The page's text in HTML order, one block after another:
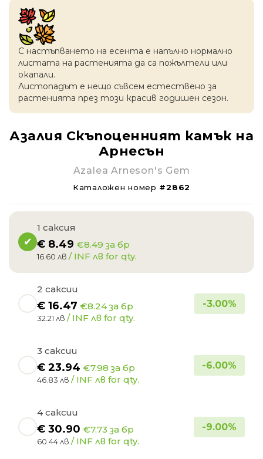
С настъпването на есентa е напълно нормално
листата на растенията да са пожълтели или
окапaли.
Листопадът е нещо съвсем естествено за
растенията през този красив годишен сезон.
Азалия Скъпоценният камък на
Арнесън
Azalea Arneson's Gem
Каталожен номер #2862
1 саксия
€ 8.49 €8.49 за бр
16.60 лв / INF лв for qty.
2 саксии
€ 16.47 €8.24 за бр
32.21 лв / INF лв for qty.
-3.00%
3 саксии
€ 23.94 €7.98 за бр
46.83 лв / INF лв for qty.
-6.00%
4 саксии
€ 30.90 €7.73 за бр
60.44 лв / INF лв for qty.
-9.00%